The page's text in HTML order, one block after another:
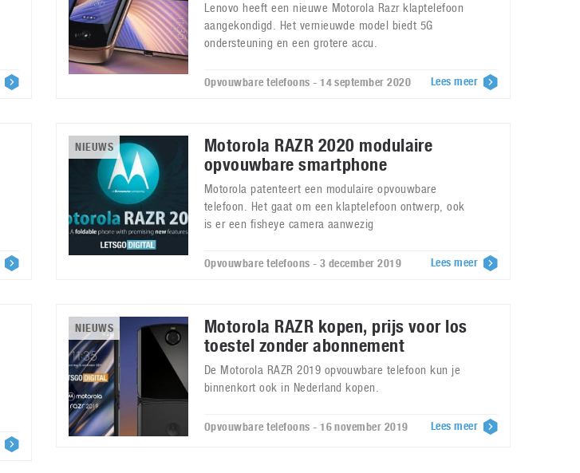
Lenovo heeft een nieuwe Motorola Razr klaptelefoon
aangekondigd. Het vernieuwde model biedt 5G
ondersteuning en een grotere accu.
Opvouwbare telefoons - 14 september 2020 Lees meer
NIEUWS
Motorola RAZR 2020 modulaire
opvouwbare smartphone
Motorola patenteert een modulaire opvouwbare
telefoon. Het gaat om een klaptelefoon ontwerp, ook
is er een fisheye camera aanwezig
Opvouwbare telefoons - 3 december 2019 Lees meer
NIEUWS
Motorola RAZR kopen, prijs voor los
toestel zonder abonnement
De Motorola RAZR 2019 opvouwbare telefoon kun je
binnenkort ook in Nederland kopen.
Opvouwbare telefoons - 16 november 2019 Lees meer